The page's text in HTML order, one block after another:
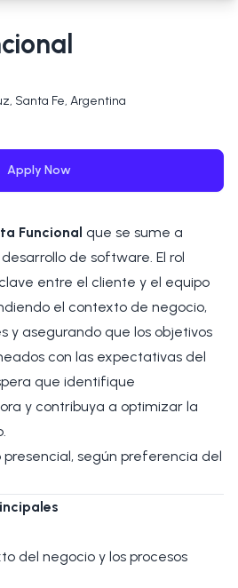
Santa Fe, Argentina
Apply Now
Funcional que se sume a
de software. El rol
entre el cliente y el equipo
el contexto de negocio,
y asegurando que los objetivos
con las expectativas del
que identifique
y contribuya a optimizar la
presencial, según preferencia del
del negocio y los procesos